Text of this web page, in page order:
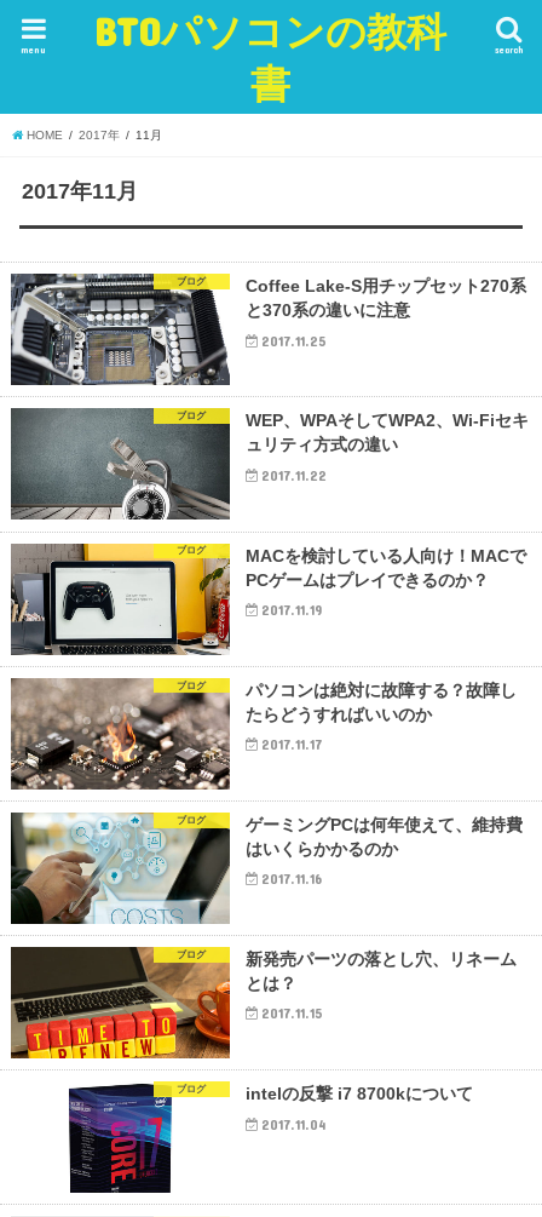
BTOパソコンの教科
書
search
menu
HOME 2017年 11月
2017年11月
ブログ
Coffee Lake-S用チップセット270系
と370系の違いに注意
2017.11.25
ブログ
WEP、WPAそしてWPA2、Wi-Fiセキ
ュリティ方式の違い
2017.11.22
ブログ
MACを検討している人向け！MACで
PCゲームはプレイできるのか？
2017.11.19
ブログ
パソコンは絶対に故障する？故障し
たらどうすればいいのか
2017.11.17
ブログ
ゲーミングPCは何年使えて、維持費
はいくらかかるのか
2017.11.16
ブログ
新発売パーツの落とし穴、リネーム
とは？
2017.11.15
ブログ intelの反撃 i7 8700kについて
2017.11.04